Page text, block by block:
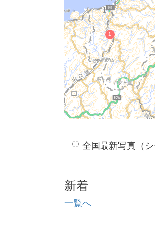
全国最新写真（
新着
一覧へ